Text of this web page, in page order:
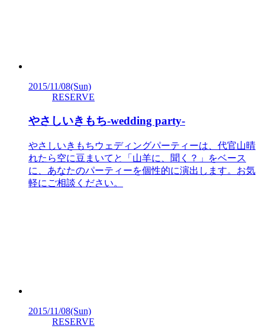
2015/11/08(Sun)
RESERVE
やさしいきもち-wedding party-
やさしいきもちウェディングパーティーは、代官山晴
れたら空に豆まいてと「山羊に、聞く？」をベース
に、あなたのパーティーを個性的に演出します。お気
軽にご相談ください。
2015/11/08(Sun)
RESERVE